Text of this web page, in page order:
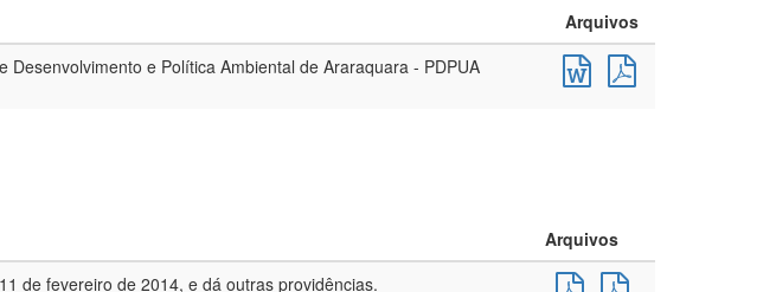
Arquivos
Desenvolvimento e Política Ambiental de Araraquara - PDPUA
Arquivos
de fevereiro de 2014, e dá outras providências.